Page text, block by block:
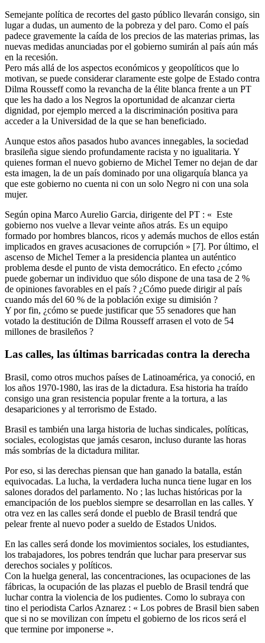
Semejante política de recortes del gasto público llevarán consigo, sin
lugar a dudas, un aumento de la pobreza y del paro. Como el país
padece gravemente la caída de los precios de las materias primas, las
nuevas medidas anunciadas por el gobierno sumirán al país aún más
en la recesión.
Pero más allá de los aspectos económicos y geopolíticos que lo
motivan, se puede considerar claramente este golpe de Estado contra
Dilma Rousseff como la revancha de la élite blanca frente a un PT
que les ha dado a los Negros la oportunidad de alcanzar cierta
dignidad, por ejemplo merced a la discriminación positiva para
acceder a la Universidad de la que se han beneficiado.
Aunque estos años pasados hubo avances innegables, la sociedad
brasileña sigue siendo profundamente racista y no igualitaria. Y
quienes forman el nuevo gobierno de Michel Temer no dejan de dar
esta imagen, la de un país dominado por una oligarquía blanca ya
que este gobierno no cuenta ni con un solo Negro ni con una sola
mujer.
Según opina Marco Aurelio Garcia, dirigente del PT : « Este
gobierno nos vuelve a llevar veinte años atrás. Es un equipo
formado por hombres blancos, ricos y además muchos de ellos están
implicados en graves acusaciones de corrupción » [7]. Por último, el
ascenso de Michel Temer a la presidencia plantea un auténtico
problema desde el punto de vista democrático. En efecto ¿cómo
puede gobernar un individuo que sólo dispone de una tasa de 2 %
de opiniones favorables en el país ? ¿Cómo puede dirigir al país
cuando más del 60 % de la población exige su dimisión ?
Y por fin, ¿cómo se puede justificar que 55 senadores que han
votado la destitución de Dilma Rousseff arrasen el voto de 54
millones de brasileños ?
Las calles, las últimas barricadas contra la derecha
Brasil, como otros muchos países de Latinoamérica, ya conoció, en
los años 1970-1980, las iras de la dictadura. Esa historia ha traído
consigo una gran resistencia popular frente a la tortura, a las
desapariciones y al terrorismo de Estado.
Brasil es también una larga historia de luchas sindicales, políticas,
sociales, ecologistas que jamás cesaron, incluso durante las horas
más sombrías de la dictadura militar.
Por eso, si las derechas piensan que han ganado la batalla, están
equivocadas. La lucha, la verdadera lucha nunca tiene lugar en los
salones dorados del parlamento. No ; las luchas históricas por la
emancipación de los pueblos siempre se desarrollan en las calles. Y
otra vez en las calles será donde el pueblo de Brasil tendrá que
pelear frente al nuevo poder a sueldo de Estados Unidos.
En las calles será donde los movimientos sociales, los estudiantes,
los trabajadores, los pobres tendrán que luchar para preservar sus
derechos sociales y políticos.
Con la huelga general, las concentraciones, las ocupaciones de las
fábricas, la ocupación de las plazas el pueblo de Brasil tendrá que
luchar contra la violencia de los pudientes. Como lo subraya con
tino el periodista Carlos Aznarez : « Los pobres de Brasil bien saben
que si no se movilizan con ímpetu el gobierno de los ricos será el
que termine por imponerse ».